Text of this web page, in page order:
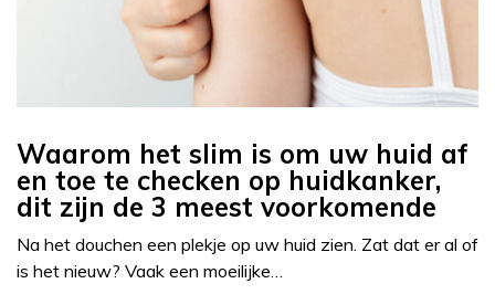
Waarom het slim is om uw huid af
en toe te checken op huidkanker,
dit zijn de 3 meest voorkomende
Na het douchen een plekje op uw huid zien. Zat dat er al of
is het nieuw? Vaak een moeilijke…